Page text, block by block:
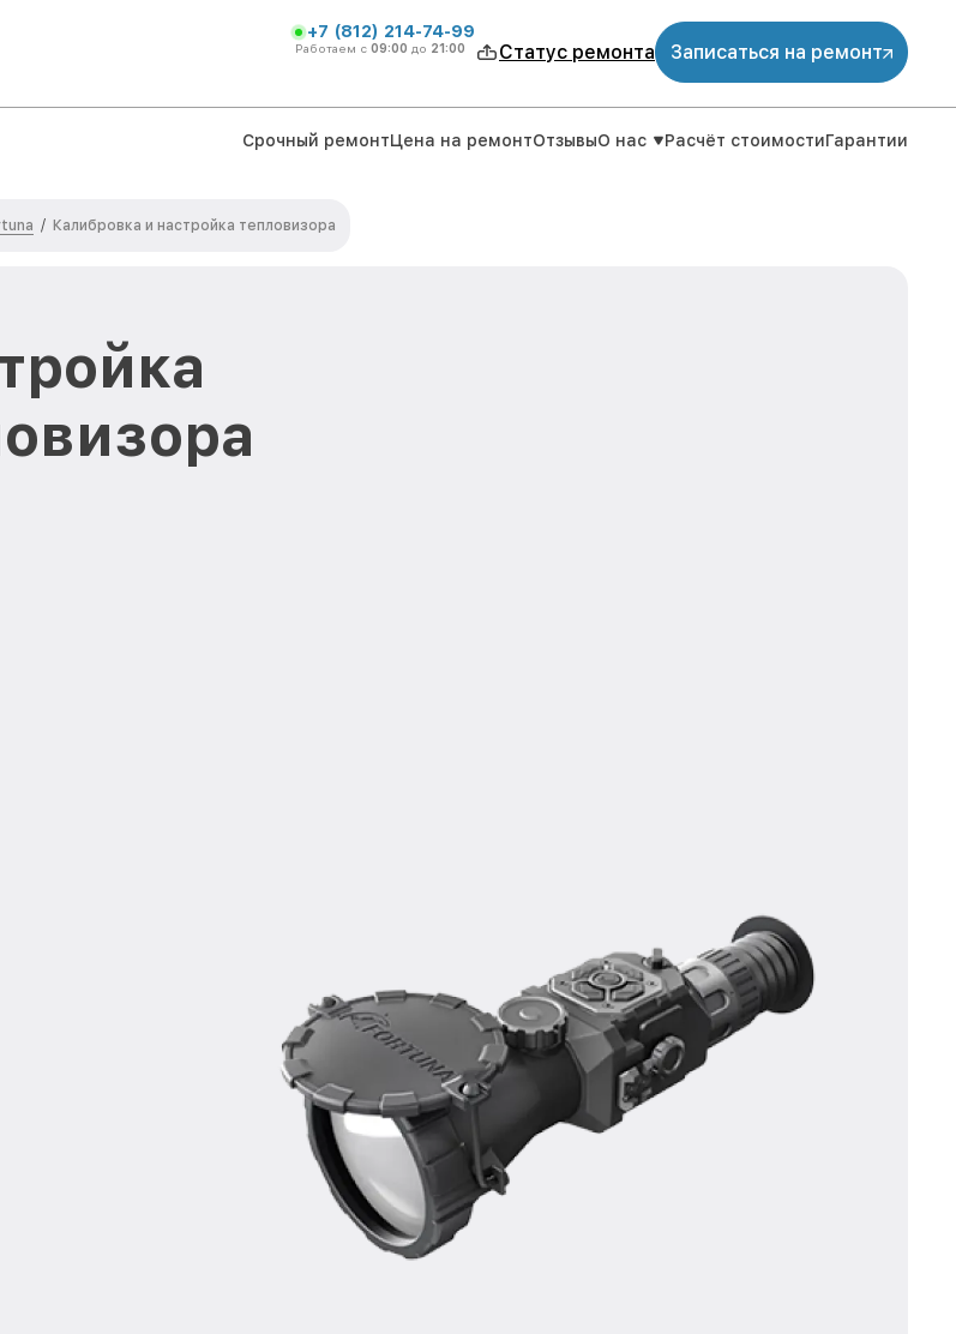
+7 (812) 214-74-99
Работаем с 09:00 до 21:00 Статус ремонта Записаться на ремонт
Срочный ремонтЦена на ремонтОтзывыО нас Расчёт стоимостиГарантии
/ Калибровка и настройка тепловизора